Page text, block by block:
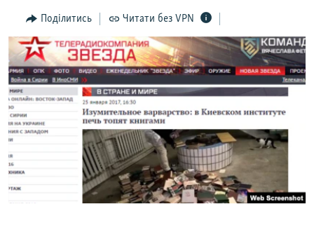
пошуку
ІНТЕРВ'Ю
ВСЕ ЗА ДЕНЬ
СПЕЦПРОЕКТИ
ДЕПОРТАЦІЯ
ВІДЕОУРОКИ «ELIFBE»
СВІДЧЕННЯ ОКУПАЦІЇ
УКРАЇНСЬКА ПРОБЛЕМА КРИМУ
ЯК ОБІЙТИ БЛОКУВАННЯ
Русский
Qırımtatar
ДОЛУЧАЙСЯ!
Поділитись Читати без VPN